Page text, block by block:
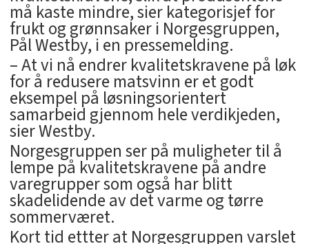
må kaste mindre, sier kategorisjef for
frukt og grønnsaker i Norgesgruppen,
Pål Westby, i en pressemelding.
– At vi nå endrer kvalitetskravene på løk
for å redusere matsvinn er et godt
eksempel på løsningsorientert
samarbeid gjennom hele verdikjeden,
sier Westby.
Norgesgruppen ser på muligheter til å
lempe på kvalitetskravene på andre
varegrupper som også har blitt
skadelidende av det varme og tørre
sommerværet.
Kort tid ettter at Norgesgruppen varslet